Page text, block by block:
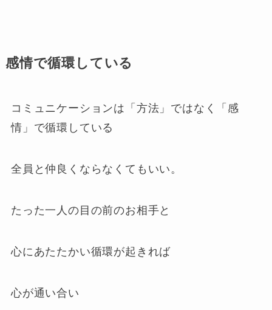
感情で循環している
コミュニケーションは「方法」ではなく「感
情」で循環している
全員と仲良くならなくてもいい。
たった一人の目の前のお相手と
心にあたたかい循環が起きれば
心が通い合い